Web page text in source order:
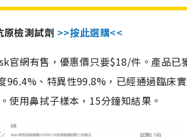
原檢測試劑 >>按此選購<<
官網有售，優惠價只要$18/件。產品已
96.4%、特異性99.8%，已經通過臨床
用鼻拭子樣本，15分鐘知結果。